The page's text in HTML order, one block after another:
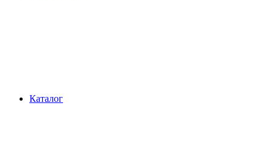
Каталог